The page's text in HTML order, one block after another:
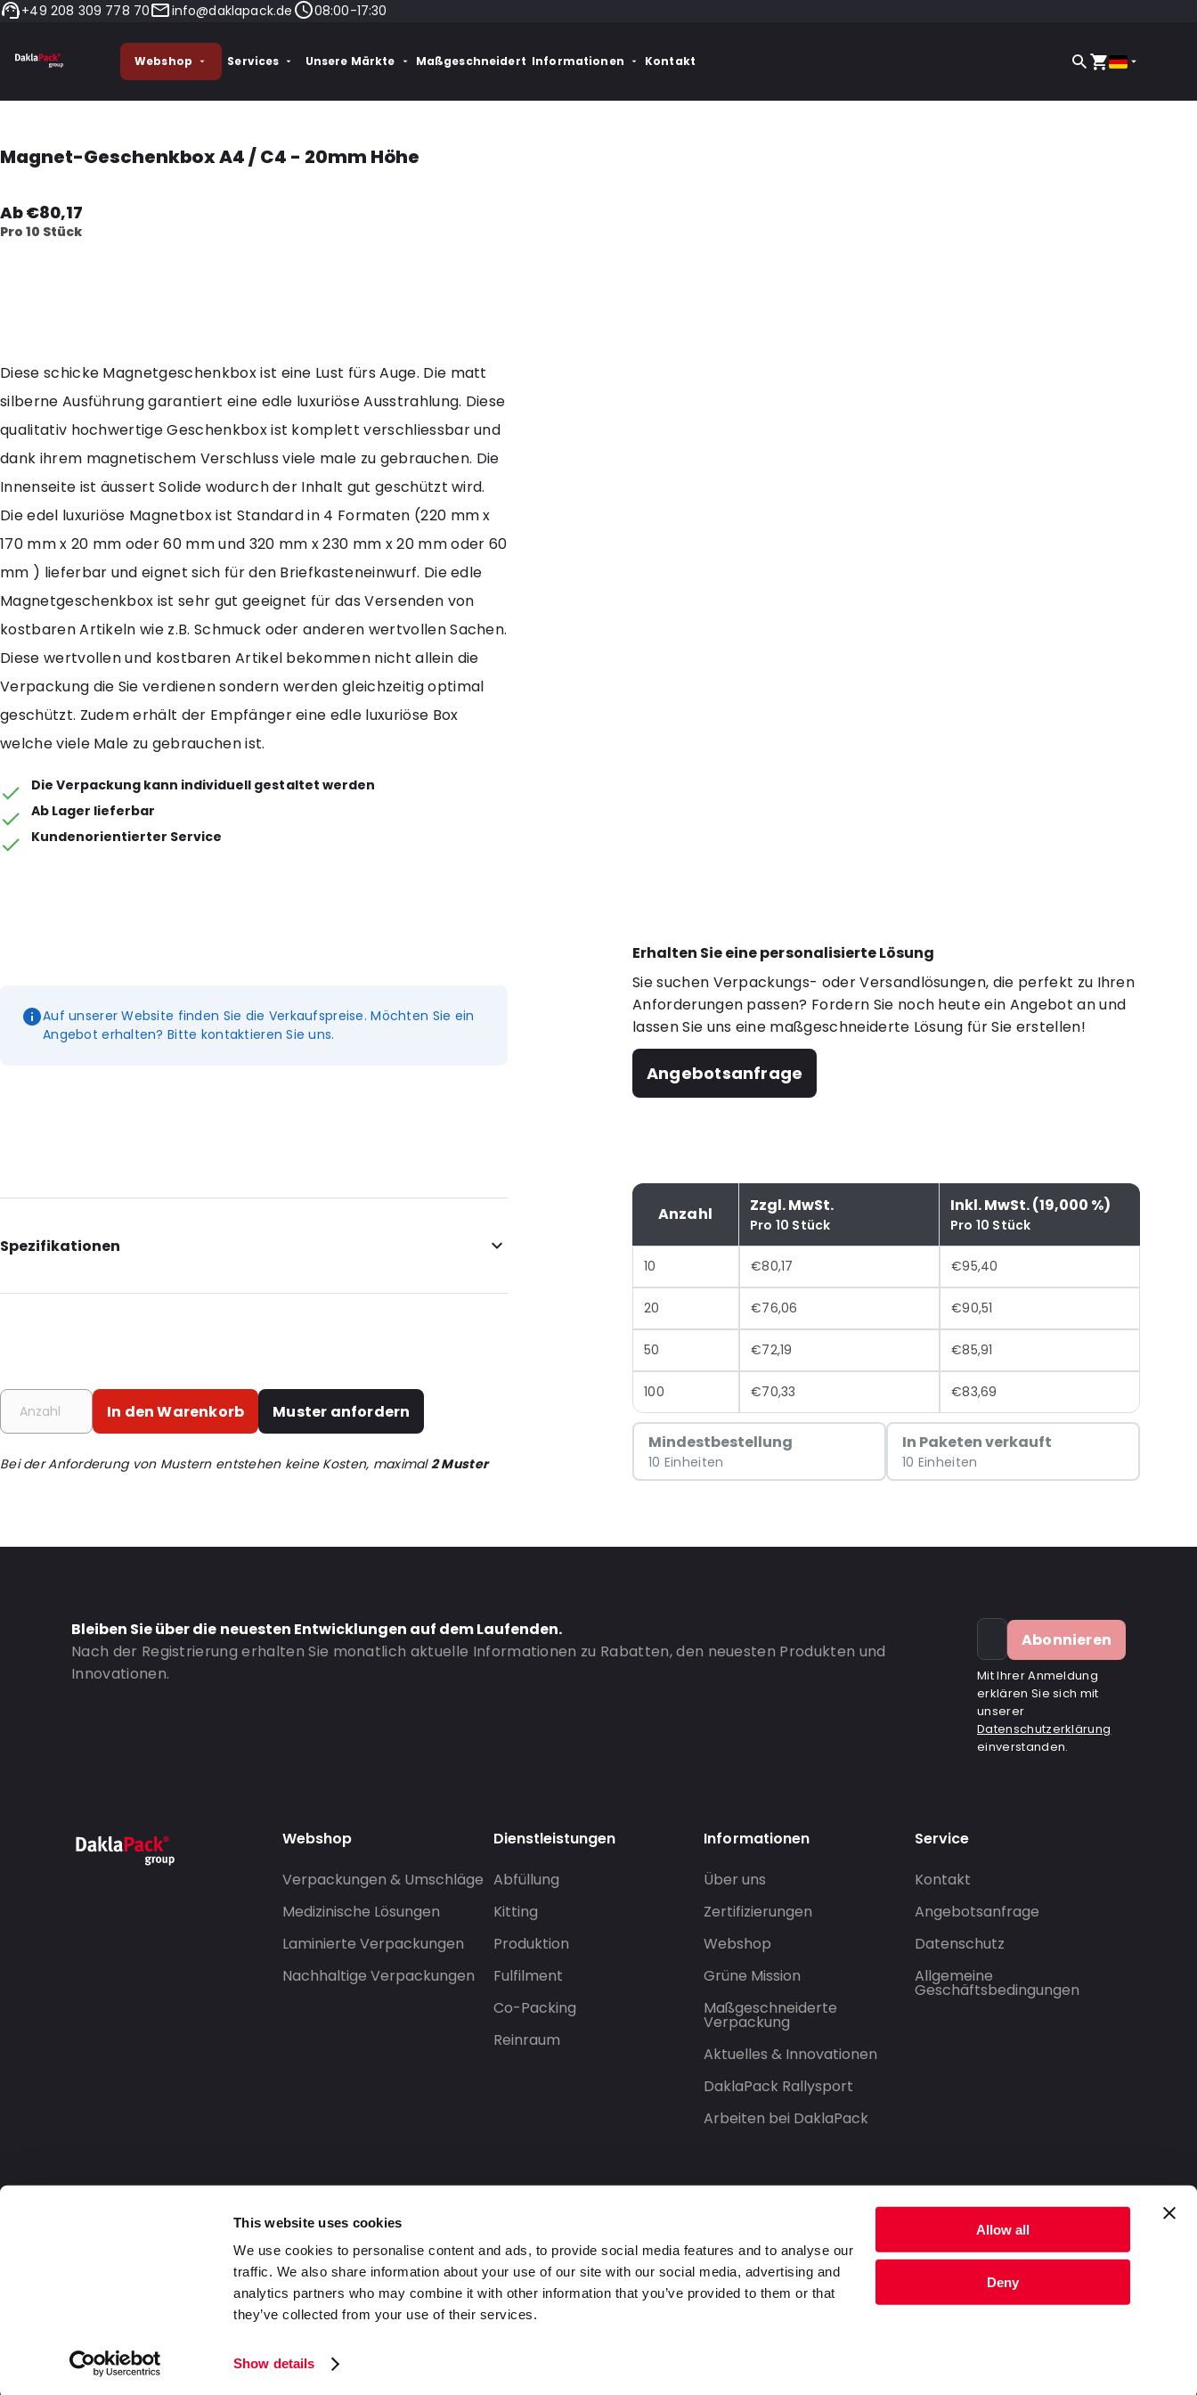
This website uses cookies
We use cookies to personalise content and ads, to provide social media features and to analyse our
traffic. We also share information about your use of our site with our social media, advertising and
analytics partners who may combine it with other information that you’ve provided to them or that
they’ve collected from your use of their services.
Show details
Allow all
Deny
+49 208 309 778 70 info@daklapack.de 08:00-17:30
Webshop Services Unsere Märkte Maßgeschneidert Informationen Kontakt
Magnet-Geschenkbox A4 / C4 - 20mm Höhe
Ab €80,17
Pro 10 Stück
Erhalten Sie eine personalisierte Lösung
Sie suchen Verpackungs- oder Versandlösungen, die perfekt zu Ihren
Anforderungen passen? Fordern Sie noch heute ein Angebot an und
lassen Sie uns eine maßgeschneiderte Lösung für Sie erstellen!
Angebotsanfrage
Anzahl Zzgl. MwSt.
Pro 10 Stück
Inkl. MwSt. (19,000 %)
Pro 10 Stück
10 €80,17 €95,40
20 €76,06 €90,51
50 €72,19 €85,91
100 €70,33 €83,69
Mindestbestellung
10 Einheiten
In Paketen verkauft
10 Einheiten
Diese schicke Magnetgeschenkbox ist eine Lust fürs Auge. Die matt
silberne Ausführung garantiert eine edle luxuriöse Ausstrahlung. Diese
qualitativ hochwertige Geschenkbox ist komplett verschliessbar und
dank ihrem magnetischem Verschluss viele male zu gebrauchen. Die
Innenseite ist äussert Solide wodurch der Inhalt gut geschützt wird.
Die edel luxuriöse Magnetbox ist Standard in 4 Formaten (220 mm x
170 mm x 20 mm oder 60 mm und 320 mm x 230 mm x 20 mm oder 60
mm ) lieferbar und eignet sich für den Briefkasteneinwurf. Die edle
Magnetgeschenkbox ist sehr gut geeignet für das Versenden von
kostbaren Artikeln wie z.B. Schmuck oder anderen wertvollen Sachen.
Diese wertvollen und kostbaren Artikel bekommen nicht allein die
Verpackung die Sie verdienen sondern werden gleichzeitig optimal
geschützt. Zudem erhält der Empfänger eine edle luxuriöse Box
welche viele Male zu gebrauchen ist.
Die Verpackung kann individuell gestaltet werden
Ab Lager lieferbar
Kundenorientierter Service
Auf unserer Website finden Sie die Verkaufspreise. Möchten Sie ein
Angebot erhalten? Bitte kontaktieren Sie uns.
Spezifikationen
Additional information: Briefkastenfreundlich
Primary Colour: Silber
Transparency: Undurchsichtig
Material: Pappe
In den Warenkorb Muster anfordern
Bei der Anforderung von Mustern entstehen keine Kosten, maximal2 Muster
Bleiben Sie über die neuesten Entwicklungen auf dem Laufenden.
Nach der Registrierung erhalten Sie monatlich aktuelle Informationen zu Rabatten, den neuesten Produkten und
Innovationen.
Abonnieren
Mit Ihrer Anmeldung
erklären Sie sich mit
unserer
Datenschutzerklärung
einverstanden.
Webshop
Verpackungen & Umschläge
Medizinische Lösungen
Laminierte Verpackungen
Nachhaltige Verpackungen
Dienstleistungen
Abfüllung
Kitting
Produktion
Fulfilment
Co-Packing
Reinraum
Informationen
Über uns
Zertifizierungen
Webshop
Grüne Mission
Maßgeschneiderte
Verpackung
Aktuelles & Innovationen
DaklaPack Rallysport
Arbeiten bei DaklaPack
Service
Kontakt
Angebotsanfrage
Datenschutz
Allgemeine
Geschäftsbedingungen
2026 DaklaPack Group. Alle Rechte vorbehalten